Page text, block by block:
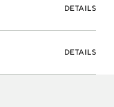
DETAILS
DETAILS